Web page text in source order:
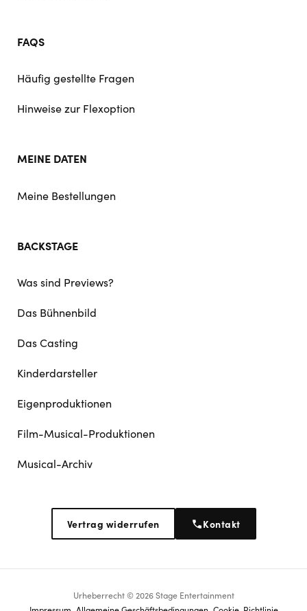
FAQS
Häufig gestellte Fragen
Hinweise zur Flexoption
MEINE DATEN
Meine Bestellungen
BACKSTAGE
Was sind Previews?
Das Bühnenbild
Das Casting
Kinderdarsteller
Eigenproduktionen
Film-Musical-Produktionen
Musical-Archiv
Vertrag widerrufen Kontakt
Urheberrecht © 2026 Stage Entertainment